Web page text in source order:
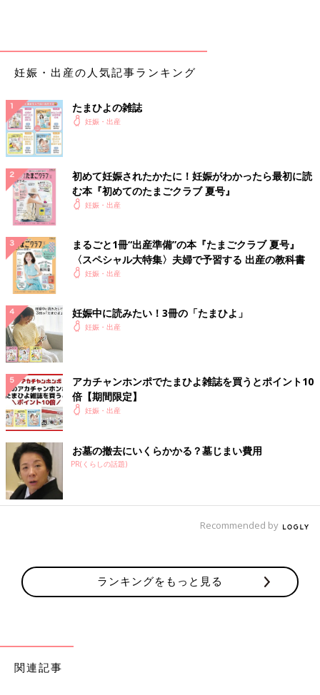
おっぱいの相談窓口は？
産した産院の助産師に指導を受けたり、自宅の近くに母乳相談が
できるところを探しておくのもおすすめ。
関連：母乳外来って｢何する?｣｢おすすめは?｣｢いくらかかる?｣そ
の全容を解説！
産後すぐの母乳は、とくに免疫物質が豊富。母乳で赤ちゃんを育
てることは、赤ちゃんにたくさんの栄養を与えられたり、ママの
体の回復を促したり、赤ちゃんとのコミュニケーションになった
で、思うように母乳が出ない場合は1人で悩まず、助産師さんに
相談してみてくださいね。（文・たまごクラブ編集部）
■監修：小川クリニック
日本医科大学卒業。同大学産婦人科講師、都立築地産院産婦人科
医長を経て、1995年より現職。セックスカウンセラーセラピス
ト協会会員、日本不妊学会会員。
■参考：たまひよブックス「いつでもどこでもHAPPY妊娠・出産
ガイドBOOK」（ベネッセコーポレーション刊）
妊娠・出産の人気記事ランキング
たまひよの雑誌
妊娠・出産
初めて妊娠されたかたに！妊娠がわかったら最初に読
む本『初めてのたまごクラブ 夏号』
妊娠・出産
まるごと1冊“出産準備”の本『たまごクラブ 夏号』
〈スペシャル大特集〉夫婦で予習する 出産の教科書
妊娠・出産
妊娠中に読みたい！3冊の「たまひよ」
妊娠・出産
アカチャンホンポでたまひよ雑誌を買うとポイント10
倍【期間限定】
妊娠・出産
お墓の撤去にいくらかかる？墓じまい費用
PR(くらしの話題)
Recommended by
ランキングをもっと見る
関連記事